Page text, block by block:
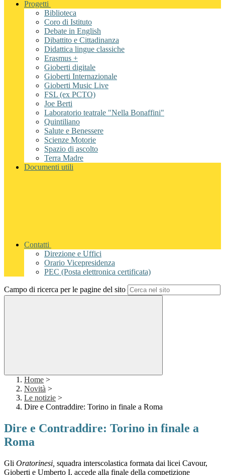
Progetti
Biblioteca
Coro di Istituto
Debate in English
Dibattito e Cittadinanza
Didattica lingue classiche
Erasmus +
Gioberti digitale
Gioberti Internazionale
Gioberti Music Live
FSL (ex PCTO)
Joe Berti
Laboratorio teatrale "Nella Bonaffini"
Quintiliano
Salute e Benessere
Scienze Motorie
Spazio di ascolto
Terra Madre
Documenti utili
Contatti
Direzione e Uffici
Orario Vicepresidenza
PEC (Posta elettronica certificata)
Campo di ricerca per le pagine del sito
Home >
Novità >
Le notizie >
Dire e Contraddire: Torino in finale a Roma
Dire e Contraddire: Torino in finale a
Roma
Gli Oratorinesi squadra interscolastica formata dai licei Cavour,
Gioberti e Umberto I, accede alla finale della competizione